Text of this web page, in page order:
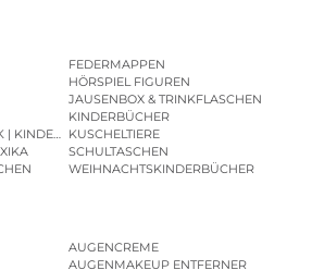
FEDERMAPPEN
HÖRSPIEL FIGUREN
JAUSENBOX & TRINKFLASCHEN
KINDERBÜCHER
| KINDERGARTENBEUTEL
KUSCHELTIERE
SCHULTASCHEN
WEIHNACHTSKINDERBÜCHER
AUGENCREME
AUGENMAKEUP ENTFERNER